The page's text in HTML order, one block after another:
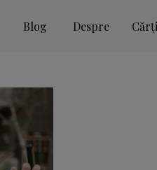
Blog Despre Cărți